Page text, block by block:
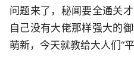
问题来了，秘闻要全通关
自己没有大佬那样强大的
萌新，今天就教给大人们“